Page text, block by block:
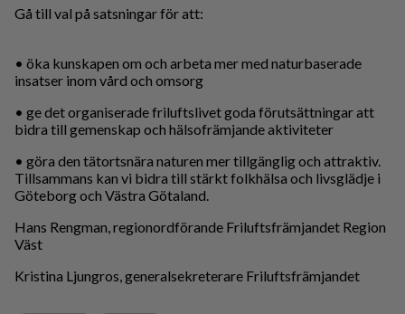
Gå till val på satsningar för att:
• öka kunskapen om och arbeta mer med naturbaserade
insatser inom vård och omsorg
• ge det organiserade friluftslivet goda förutsättningar att
bidra till gemenskap och hälsofrämjande aktiviteter
• göra den tätortsnära naturen mer tillgänglig och attraktiv.
Tillsammans kan vi bidra till stärkt folkhälsa och livsglädje i
Göteborg och Västra Götaland.
Hans Rengman, regionordförande Friluftsfrämjandet Region
Väst
Kristina Ljungros, generalsekreterare Friluftsfrämjandet